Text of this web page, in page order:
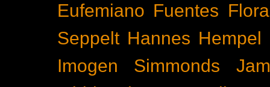
Eufemiano Fuentes
Seppelt Hannes Hempel
Imogen Simmonds